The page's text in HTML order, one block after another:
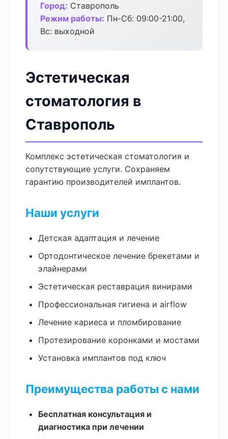
Город: Ставрополь
Режим работы: Пн-Сб: 09:00-21:00,
Вс: выходной
Эстетическая
стоматология в
Ставрополь
Комплекс эстетическая стоматология и
сопутствующие услуги. Сохраняем
гарантию производителей имплантов.
Наши услуги
Детская адаптация и лечение
Ортодонтическое лечение брекетами и
элайнерами
Эстетическая реставрация винирами
Профессиональная гигиена и airflow
Лечение кариеса и пломбирование
Протезирование коронками и мостами
Установка имплантов под ключ
Преимущества работы с нами
Бесплатная консультация и
диагностика при лечении